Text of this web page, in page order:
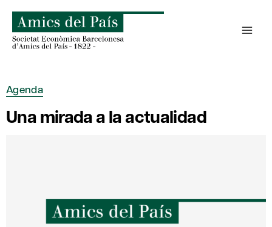
contenido
Agenda
Una mirada a la actualidad